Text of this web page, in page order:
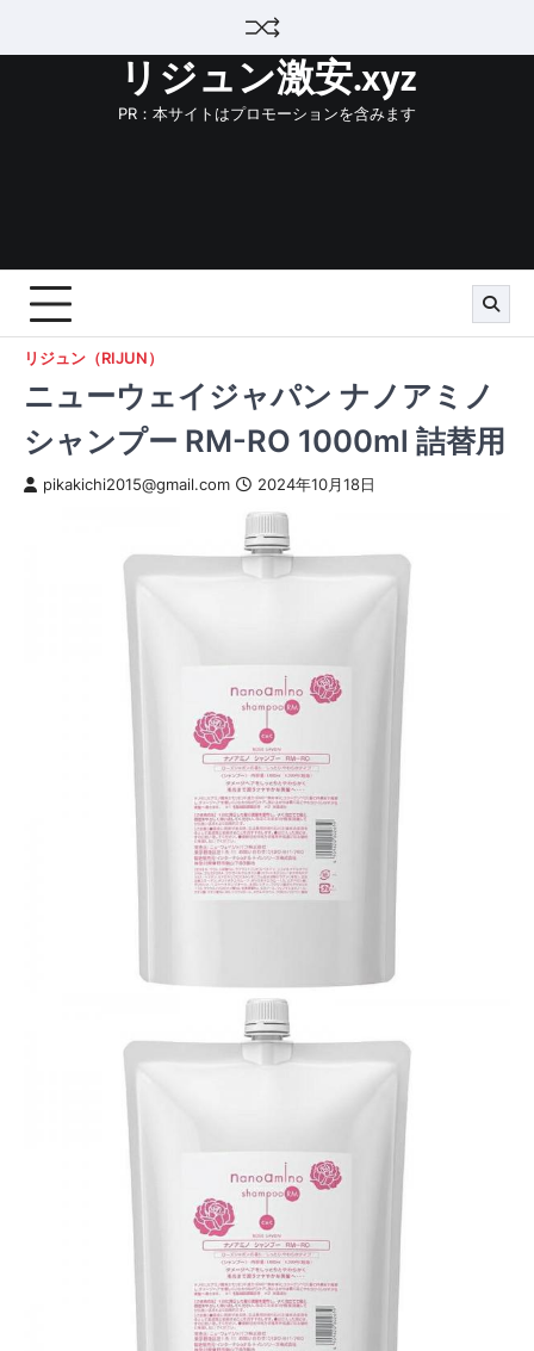
リジュン激安.xyz
PR：本サイトはプロモーションを含みます
リジュン（RIJUN）
ニューウェイジャパン ナノアミノ
シャンプー RM-RO 1000ml 詰替用
pikakichi2015@gmail.com 2024年10月18日